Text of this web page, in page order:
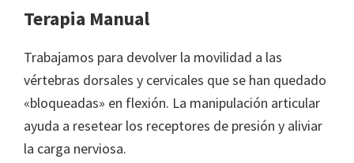
Terapia Manual
Trabajamos para devolver la movilidad a las
vértebras dorsales y cervicales que se han quedado
«bloqueadas» en flexión. La manipulación articular
ayuda a resetear los receptores de presión y aliviar
la carga nerviosa.